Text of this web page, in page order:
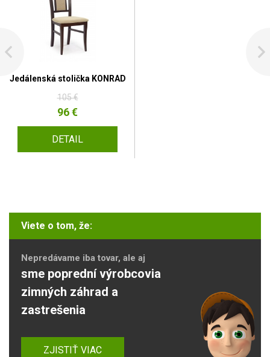
Jedálenská stolička KONRAD
105 €
96 €
DETAIL
Viete o tom, že:
Nepredávame iba tovar, ale aj
sme poprední výrobcovia
zimných záhrad a
zastrešenia
ZJISTIŤ VIAC